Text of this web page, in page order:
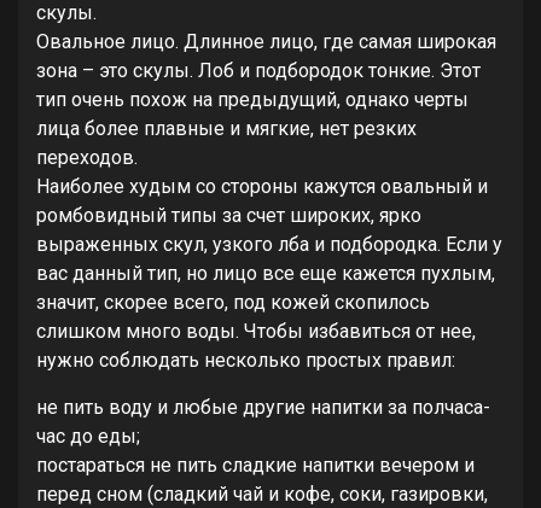
скулы.
Овальное лицо. Длинное лицо, где самая широкая
зона – это скулы. Лоб и подбородок тонкие. Этот
тип очень похож на предыдущий, однако черты
лица более плавные и мягкие, нет резких
переходов.
Наиболее худым со стороны кажутся овальный и
ромбовидный типы за счет широких, ярко
выраженных скул, узкого лба и подбородка. Если у
вас данный тип, но лицо все еще кажется пухлым,
значит, скорее всего, под кожей скопилось
слишком много воды. Чтобы избавиться от нее,
нужно соблюдать несколько простых правил:
не пить воду и любые другие напитки за полчаса-
час до еды;
постараться не пить сладкие напитки вечером и
перед сном (сладкий чай и кофе, соки, газировки,